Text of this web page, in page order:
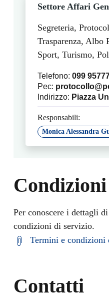
Settore Affari
Segreteria,
Trasparenza,
Sport, Turismo,
Telefono: 099
Pec:
Indirizzo: Piazza
Responsabili:
Monica Alessandra
Per conoscere i dettagli
condizioni di servizio.
Termini e condizioni
Contatti